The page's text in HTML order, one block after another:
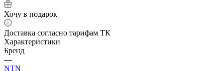
Хочу в подарок
Доставка согласно тарифам ТК
Характеристики
Бренд
—
NTN